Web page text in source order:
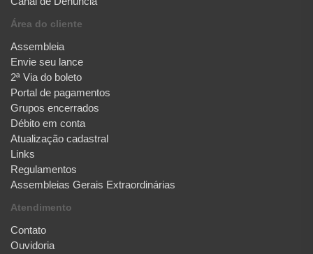
Área do cliente
Assembleia
Envie seu lance
2ª Via do boleto
Portal de pagamentos
Grupos encerrados
Débito em conta
Atualização cadastral
Links
Regulamentos
Assembleias Gerais Extraordinárias
Atendimento
Contato
Ouvidoria